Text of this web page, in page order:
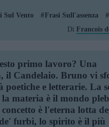
Sul Vento Frasi Sull'assenza
Di Francois
primo lavoro? Una
il Candelaio. Bruno vi
poetiche e letterarie. La
materia è il mondo
è l'eterna lotta
furbi, lo spirito è il più